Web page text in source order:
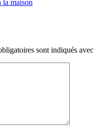
la maison
sont indiqués avec